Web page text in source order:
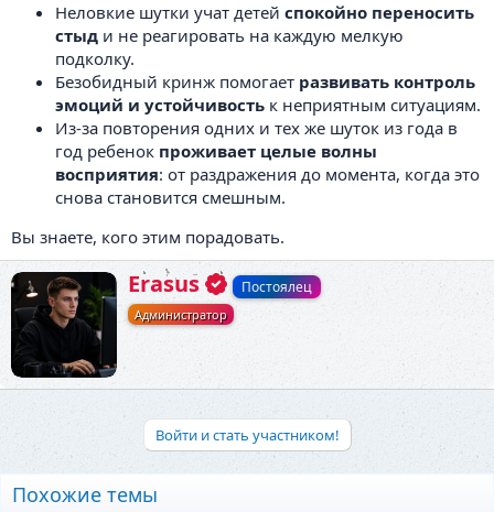
Неловкие шутки учат детей спокойно переносить
стыд и не реагировать на каждую мелкую
подколку.
Безобидный кринж помогает развивать контроль
эмоций и устойчивость к неприятным ситуациям.
Из-за повторения одних и тех же шуток из года в
год ребенок проживает целые волны
восприятия: от раздражения до момента, когда это
снова становится смешным.
Вы знаете, кого этим порадовать.
А
в
т
Erasus Постоялец
Администратор
Войти и стать участником!
Похожие темы